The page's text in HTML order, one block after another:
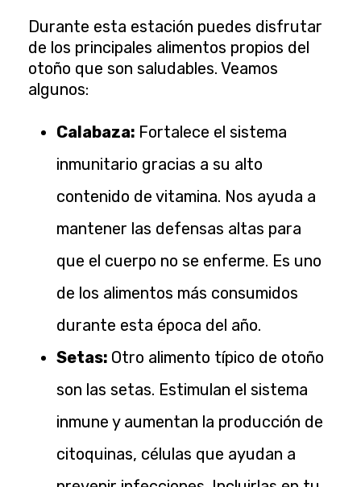
Durante esta estación puedes disfrutar
de los principales alimentos propios del
otoño que son saludables. Veamos
algunos:
Calabaza: Fortalece el sistema
inmunitario gracias a su alto
contenido de vitamina. Nos ayuda a
mantener las defensas altas para
que el cuerpo no se enferme. Es uno
de los alimentos más consumidos
durante esta época del año.
Setas: Otro alimento típico de otoño
son las setas. Estimulan el sistema
inmune y aumentan la producción de
citoquinas, células que ayudan a